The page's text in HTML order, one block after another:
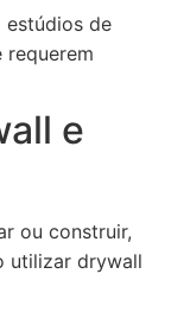
estúdios de
requerem
e
ou construir,
utilizar drywall